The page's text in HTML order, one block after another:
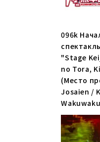
096k
"Stage
no Tora,
(Место
Josaien /